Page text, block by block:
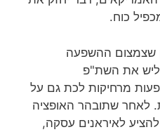
כוח.
שצמצום ההשפעה
את השת"פ
מרחיקות לכת גם על
לאחר שתובהר האופציה
להציע לאיראנים עסקה,